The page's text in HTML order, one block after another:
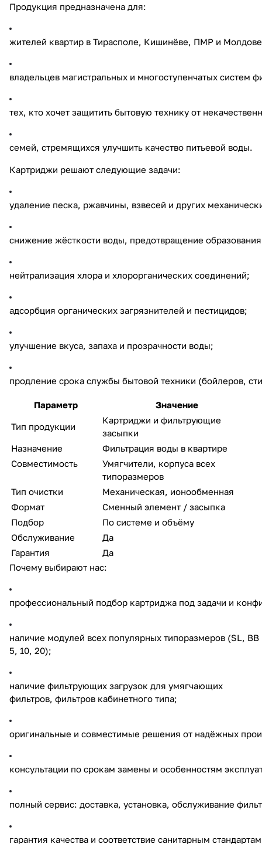
Продукция предназначена для:
жителей квартир в Тирасполе, Кишинёве, ПМР и
владельцев магистральных и многоступенчатых систем
тех, кто хочет защитить бытовую технику от
семей, стремящихся улучшить качество питьевой воды.
Картриджи решают следующие задачи:
удаление песка, ржавчины, взвесей и других
снижение жёсткости воды, предотвращение
нейтрализация хлора и хлорорганических соединений;
адсорбция органических загрязнителей и пестицидов;
улучшение вкуса, запаха и прозрачности воды;
продление срока службы бытовой техники (бойлеров,
Параметр Значение
Тип продукции
Картриджи и фильтрующие
засыпки
Назначение
Фильтрация воды в квартире
Совместимость
Умягчители, корпуса всех
типоразмеров
Тип очистки
Механическая, ионообменная
Формат
Сменный элемент / засыпка
Подбор
По системе и объёму
Обслуживание
Да
Гарантия
Да
Почему выбирают нас:
профессиональный подбор картриджа под задачи и
наличие модулей всех популярных типоразмеров (SL, BB
5, 10, 20);
наличие фильтрующих загрузок для умягчающих
фильтров, фильтров кабинетного типа;
оригинальные и совместимые решения от надёжных
консультации по срокам замены и особенностям
полный сервис: доставка, установка, обслуживание
гарантия качества и соответствие санитарным